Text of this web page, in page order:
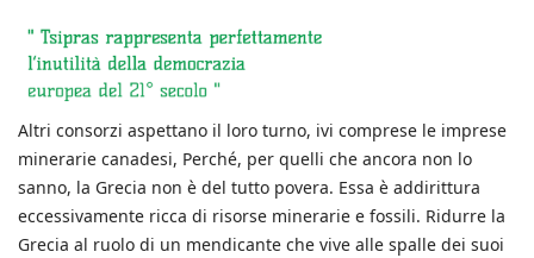
Altri consorzi aspettano il loro turno, ivi comprese le imprese
minerarie canadesi, Perché, per quelli che ancora non lo
sanno, la Grecia non è del tutto povera. Essa è addirittura
eccessivamente ricca di risorse minerarie e fossili. Ridurre la
Grecia al ruolo di un mendicante che vive alle spalle dei suoi